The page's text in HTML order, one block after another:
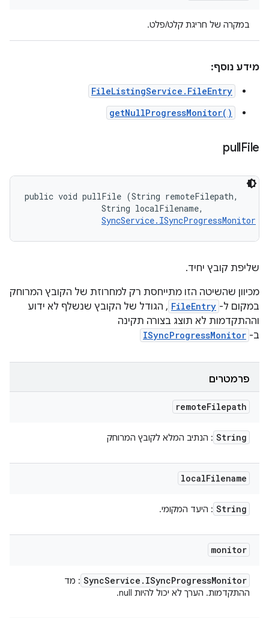
במקרה של חריגת קלט/פלט.
מידע נוסף:
FileListingService.FileEntry
getNullProgressMonitor()
pullFile
public void pullFile (String remoteFilepath,
                String localFilename,
SyncService.ISyncProgressMonitor
שליפת קובץ יחיד.
מכיוון שהשיטה הזו מתייחסת רק למחרוזת של הקובץ המרוחק
במקום ל- FileEntry , הגודל של הקובץ שנשלף לא ידוע
וההתקדמות לא תוצג בצורה תקינה
ב- ISyncProgressMonitor
פרמטרים
remoteFilepath
String : הנתיב המלא לקובץ המרוחק
localFilename
String : היעד המקומי.
monitor
SyncService . ISyncProgressMonitor
: מד
ההתקדמות. הערך לא יכול להיות null.